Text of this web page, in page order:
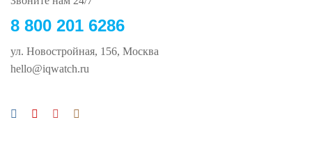
8 800 201 6286
ул. Новостройная, 156, Москва
hello@iqwatch.ru